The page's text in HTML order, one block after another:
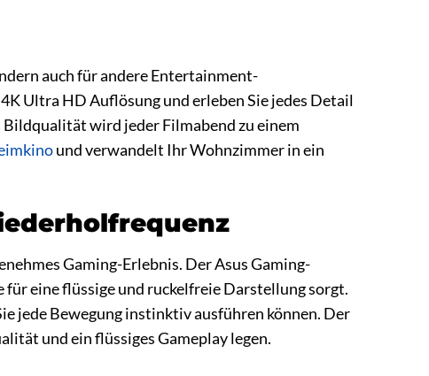
auch für andere Entertainment-
Ultra HD Auflösung und erleben Sie jedes Detail
wird jeder Filmabend zu einem
und verwandelt Ihr Wohnzimmer in ein
Gaming-Erlebnis. Der Asus Gaming-
eine flüssige und ruckelfreie Darstellung sorgt.
jede Bewegung instinktiv ausführen können. Der
und ein flüssiges Gameplay legen.